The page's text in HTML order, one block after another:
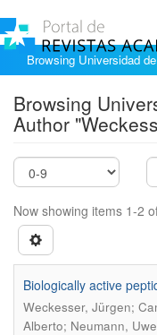
Browsing Universidad
Browsing
Author
Now showing items 1-2
Biologically active
Weckesser, Jürgen;
Alberto; Neumann, Uwe